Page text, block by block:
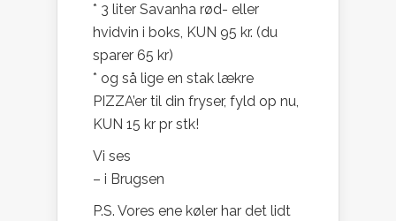
* 3 liter Savanha rød- eller
hvidvin i boks, KUN 95 kr. (du
sparer 65 kr)
* og så lige en stak lækre
PIZZA’er til din fryser, fyld op nu,
KUN 15 kr pr stk!
Vi ses
– i Brugsen
P.S. Vores ene køler har det lidt